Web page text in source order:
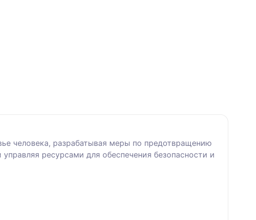
человека, разрабатывая меры по предотвращению
ресурсами для обеспечения безопасности и